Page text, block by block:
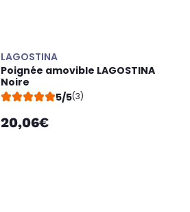
LAGOSTINA
Poignée amovible LAGOSTINA
Noire
5/5(3)
20,06€